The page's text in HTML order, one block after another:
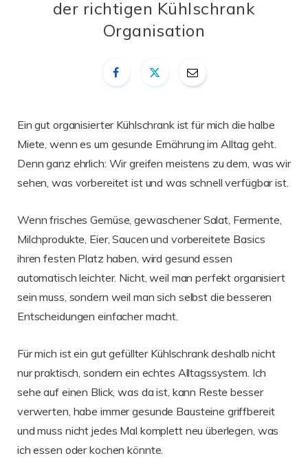
der richtigen Kühlschrank
Organisation
Ein gut organisierter Kühlschrank ist für mich die halbe
Miete, wenn es um gesunde Ernährung im Alltag geht.
Denn ganz ehrlich: Wir greifen meistens zu dem, was wir
sehen, was vorbereitet ist und was schnell verfügbar ist.
Wenn frisches Gemüse, gewaschener Salat, Fermente,
Milchprodukte, Eier, Saucen und vorbereitete Basics
ihren festen Platz haben, wird gesund essen
automatisch leichter. Nicht, weil man perfekt organisiert
sein muss, sondern weil man sich selbst die besseren
Entscheidungen einfacher macht.
Für mich ist ein gut gefüllter Kühlschrank deshalb nicht
nur praktisch, sondern ein echtes Alltagssystem. Ich
sehe auf einen Blick, was da ist, kann Reste besser
verwerten, habe immer gesunde Bausteine griffbereit
und muss nicht jedes Mal komplett neu überlegen, was
ich essen oder kochen könnte.